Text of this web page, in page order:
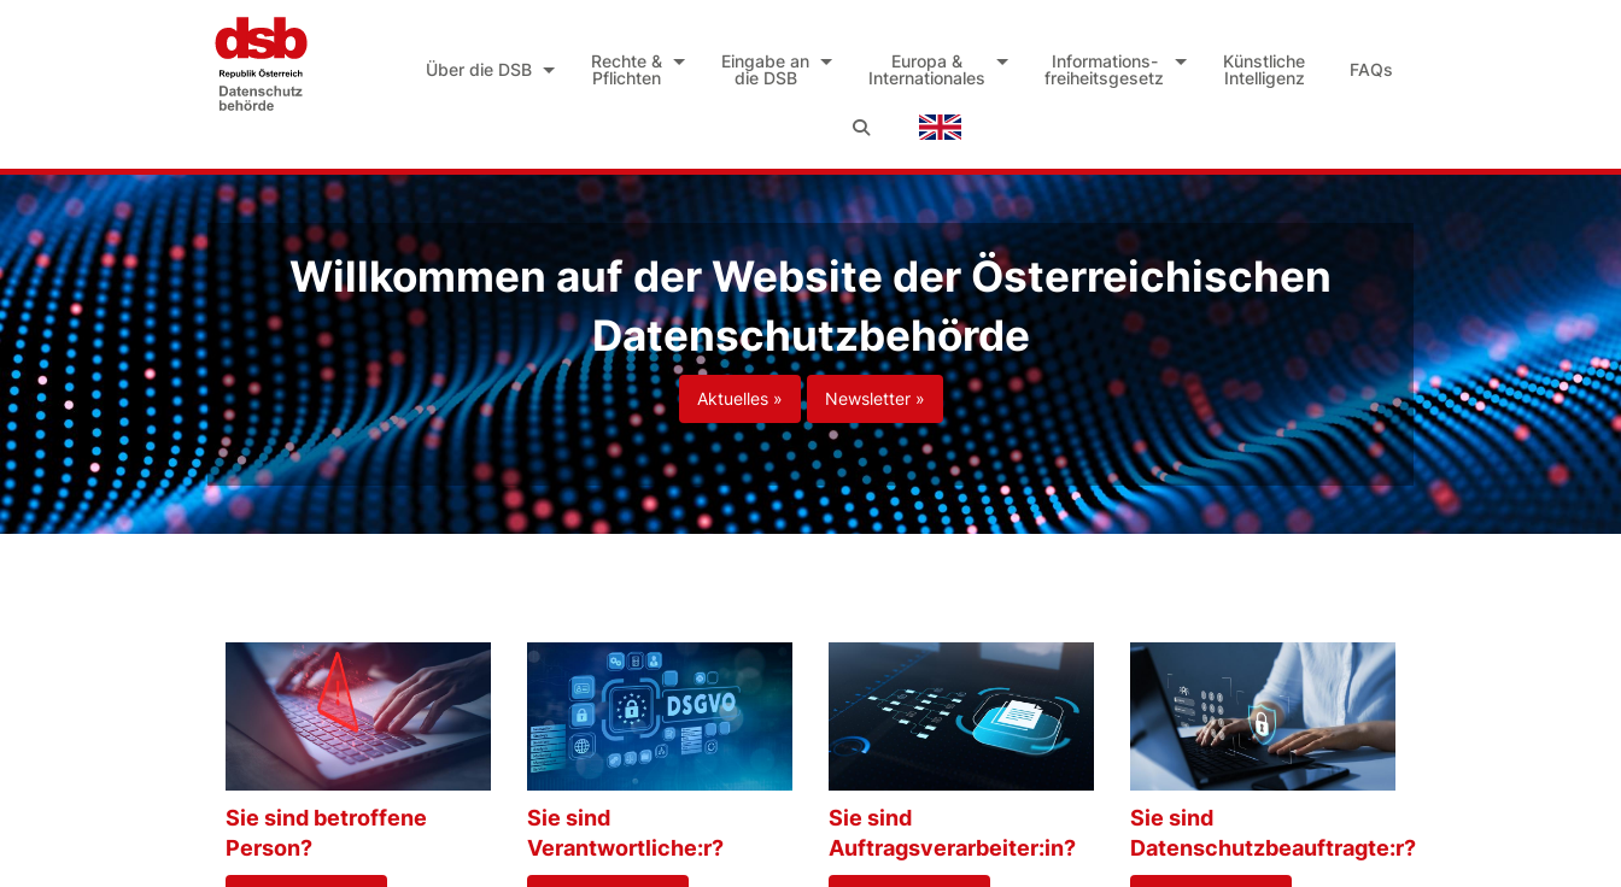
Über die DSB
Rechte &
Pflichten
Eingabe an
die DSB
Europa &
Internationales
Informations-
freiheitsgesetz
Künstliche
Intelligenz
FAQs
Willkommen auf der Website der Österreichischen
Datenschutzbehörde
Aktuelles » Newsletter »
Sie sind betroffene
Person?
Sie sind
Verantwortliche:r?
Sie sind
Auftragsverarbeiter:in?
Sie sind
Datenschutzbeauftragte:r?